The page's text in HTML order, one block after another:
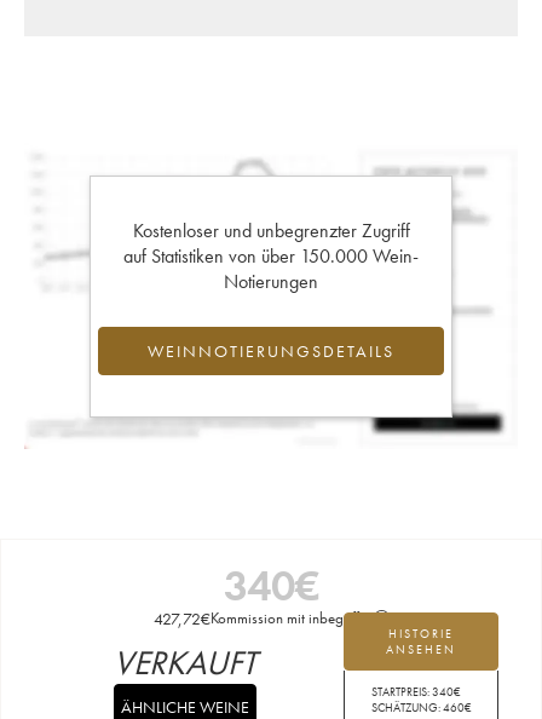
Kostenloser und unbegrenzter Zugriff
auf Statistiken von über 150.000 Wein-
Notierungen
WEINNOTIERUNGSDETAILS
340€
427,72€Kommission mit inbegriffen
HISTORIE
ANSEHEN
STARTPREIS:340€
SCHÄTZUNG:460€
VERKAUFT
ÄHNLICHE WEINE